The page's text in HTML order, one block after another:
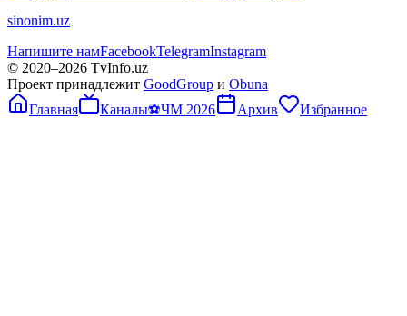
sinonim.uz
Напишите намFacebookTelegramInstagram
© 2020–2026 TvInfo.uz
Проект принадлежит GoodGroup и Obuna
Главная
Каналы⚽ЧМ 2026 Архив Избранное